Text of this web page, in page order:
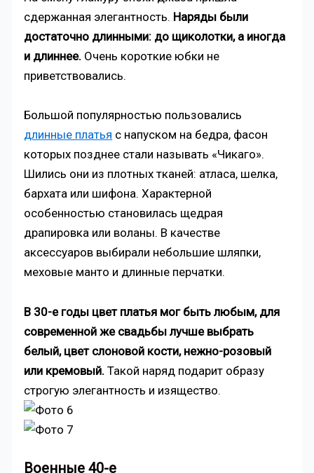
сдержанная элегантность. Наряды были
достаточно длинными: до щиколотки, а иногда
и длиннее. Очень короткие юбки не
приветствовались.
Большой популярностью пользовались
длинные платья с напуском на бедра, фасон
которых позднее стали называть «Чикаго».
Шились они из плотных тканей: атласа, шелка,
бархата или шифона. Характерной
особенностью становилась щедрая
драпировка или воланы. В качестве
аксессуаров выбирали небольшие шляпки,
меховые манто и длинные перчатки.
В 30-е годы цвет платья мог быть любым, для
современной же свадьбы лучше выбрать
белый, цвет слоновой кости, нежно-розовый
или кремовый. Такой наряд подарит образу
строгую элегантность и изящество.
Военные 40-е